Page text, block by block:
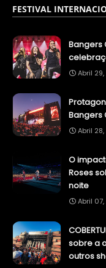
FESTIVAL
Bangers
Abril
Bangers
Abril
O
Roses
noite
Abril
sobre a
outros